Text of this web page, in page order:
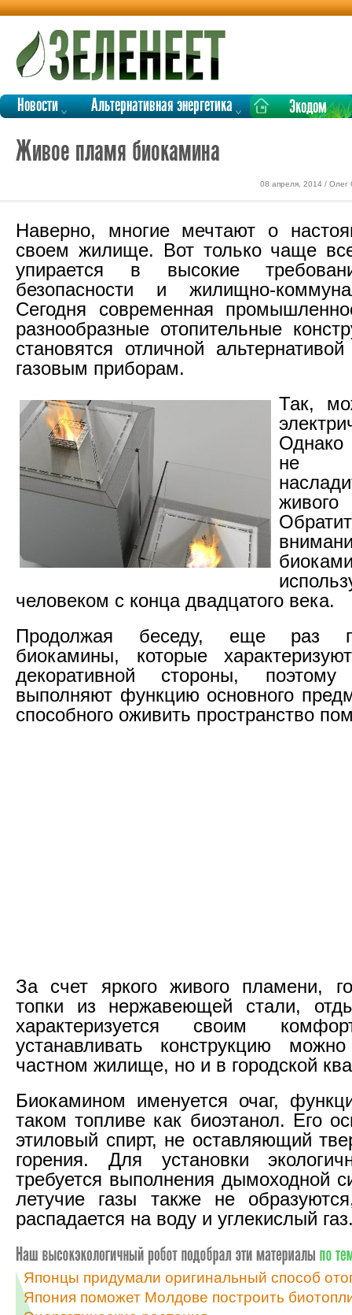
Новости Альтернативная энергетика Экодом
Живое пламя биокамина
08 апреля, 2014 / Олег
Наверно, многие мечтают о
своем жилище. Вот только чаще
упирается в высокие
безопасности и жилищно-
Сегодня современная
разнообразные отопительные
становятся отличной
газовым приборам.
Так,
не
человеком с конца двадцатого века.
Продолжая беседу, еще раз
биокамины, которые
декоративной стороны,
выполняют функцию основного
способного оживить пространство
За счет яркого живого пламени,
топки из нержавеющей стали,
характеризуется своим
устанавливать конструкцию
частном жилище, но и в городской
Биокамином именуется очаг,
таком топливе как биоэтанол. Его
этиловый спирт, не оставляющий
горения. Для установки
требуется выполнения дымоходной
летучие газы также не
распадается на воду и углекислый
Японцы придумали оригинальный способ
Япония поможет Молдове построить